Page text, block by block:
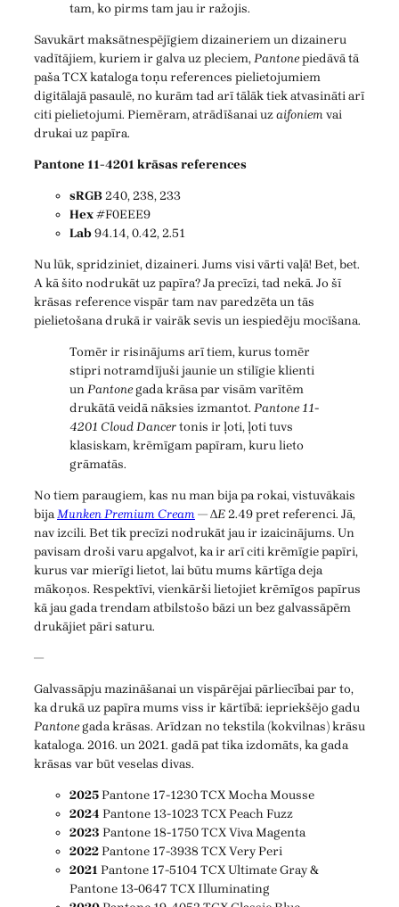
tam, ko pirms tam jau ir ražojis.
Savukārt maksātnespējīgiem dizaineriem un dizaineru
vadītājiem, kuriem ir galva uz pleciem,Pantonepiedāvā tā
paša TCX kataloga toņu references pielietojumiem
digitālajā pasaulē, no kurām tad arī tālāk tiek atvasināti arī
citi pielietojumi. Piemēram, atrādīšanai uzaifoniemvai
drukai uz papīra.
Pantone 11-4201 krāsas references
sRGB240, 238, 233
Hex#F0EEE9
Lab94.14, 0.42, 2.51
Nu lūk, spridziniet, dizaineri. Jums visi vārti vaļā! Bet, bet.
A kā šito nodrukāt uz papīra? Ja precīzi, tad nekā. Jo šī
krāsas reference vispār tam nav paredzēta un tās
pielietošana drukā ir vairāk sevis un iespiedēju mocīšana.
Tomēr ir risinājums arī tiem, kurus tomēr
stipri notramdījuši jaunie un stilīgie klienti
unPantonegada krāsa par visām varītēm
drukātā veidā nāksies izmantot. Pantone 11-
4201 Cloud Dancertonis ir ļoti, ļoti tuvs
klasiskam, krēmīgam papīram, kuru lieto
grāmatās.
No tiem paraugiem, kas nu man bija pa rokai, vistuvākais
bijaMunken Premium Cream— ΔE2.49 pret referenci. Jā,
nav izcili. Bet tik precīzi nodrukāt jau ir izaicinājums. Un
pavisam droši varu apgalvot, ka ir arī citi krēmīgie papīri,
kurus var mierīgi lietot, lai būtu mums kārtīga deja
mākoņos. Respektīvi, vienkārši lietojiet krēmīgos papīrus
kā jau gada trendam atbilstošo bāzi un bez galvassāpēm
drukājiet pāri saturu.
—
Galvassāpju mazināšanai un vispārējai pārliecībai par to,
ka drukā uz papīra mums viss ir kārtībā: iepriekšējo gadu
Pantonegada krāsas. Arīdzan no tekstila (kokvilnas) krāsu
kataloga. 2016. un 2021. gadā pat tika izdomāts, ka gada
krāsas var būt veselas divas.
2025Pantone 17-1230 TCX Mocha Mousse
2024 Pantone 13-1023 TCX Peach Fuzz
2023 Pantone 18-1750 TCX Viva Magenta
2022Pantone 17-3938 TCX Very Peri
2021Pantone 17-5104 TCX Ultimate Gray &
Pantone 13-0647 TCX Illuminating